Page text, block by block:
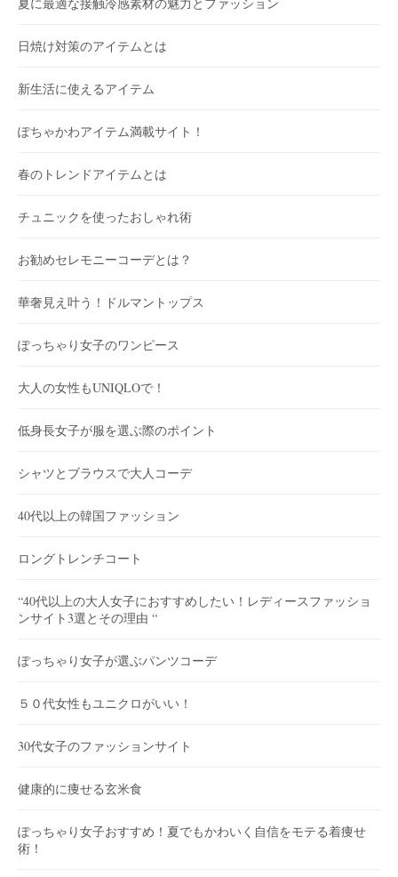
日焼け対策のアイテムとは
新生活に使えるアイテム
ぽちゃかわアイテム満載サイト！
春のトレンドアイテムとは
チュニックを使ったおしゃれ術
お勧めセレモニーコーデとは？
華奢見え叶う！ドルマントップス
ぽっちゃり女子のワンピース
大人の女性もUNIQLOで！
低身長女子が服を選ぶ際のポイント
シャツとブラウスで大人コーデ
40代以上の韓国ファッション
ロングトレンチコート
“40代以上の大人女子におすすめしたい！レディースファッショ
ンサイト3選とその理由 “
ぽっちゃり女子が選ぶパンツコーデ
５０代女性もユニクロがいい！
30代女子のファッションサイト
健康的に痩せる玄米食
ぽっちゃり女子おすすめ！夏でもかわいく自信をモテる着痩せ
術！